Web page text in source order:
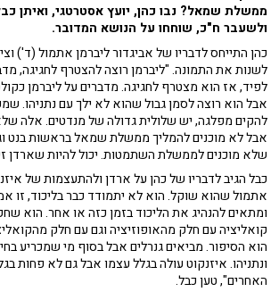
ממשלת שמאל? נבו כהן, יועץ אסטרטגי, ואיתן
ולשעבר ח"כ, שוחחו על הנושא המדובר.
כהן התייחס לדבריו של אביגדור ליברמן אתמול (ד')
לשנות את התמונה. "ליברמן רוצה להצטרף לחגיגה,
לפיד, אז הוא מצטרף לחגיגה. מדברים על ליברמן
אבל הוא רוצה לסמן גבול שהוא לא ילך עם נתניהו.
להקים מפלגה, יש שלולית גדולה של מנדטים. אלה
אבל לא מוכנים להמליך ממשלת שמאל בראשות בנט
שלא מוכנים לממשלת השתמטות. יכול להיות שארדן
כבל הגיב לדבריו של כהן על ארדן ולהתעצמות של
אתמול שהוא שוקל. הוא לא יתמודד כבר בליכוד, זו
ומתאים להנהיג את הליכוד בזמן כזה או אחר. הוא
קואליציה עם חלק מהאופוזיציה וגם עם חלק
הוא הסיפור. מביאים גנרלים אבל בסוף מי שמכריע
ונתניהו. איזנקוט עולה בגלל עצמו אבל גם לא פחות
האחרים", טען כבל.